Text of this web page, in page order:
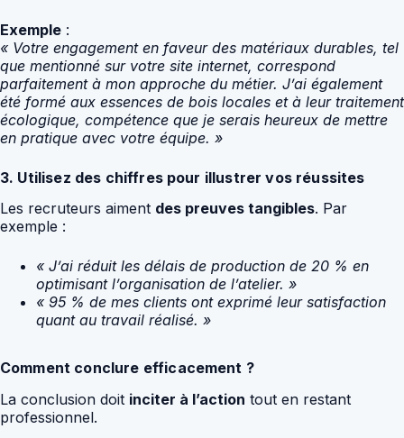
Exemple :
« Votre engagement en faveur des matériaux durables, tel
que mentionné sur votre site internet, correspond
parfaitement à mon approche du métier. J’ai également
été formé aux essences de bois locales et à leur traitement
écologique, compétence que je serais heureux de mettre
en pratique avec votre équipe. »
3. Utilisez des chiffres pour illustrer vos réussites
Les recruteurs aiment des preuves tangibles. Par
exemple :
« J’ai réduit les délais de production de 20 % en
optimisant l’organisation de l’atelier. »
« 95 % de mes clients ont exprimé leur satisfaction
quant au travail réalisé. »
Comment conclure efficacement ?
La conclusion doit inciter à l’action tout en restant
professionnel.